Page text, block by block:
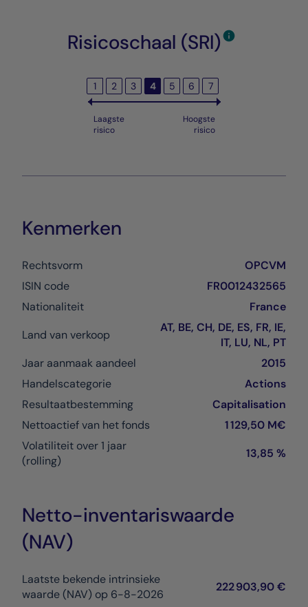
Risicoschaal (SRI)
1 2 3 4 5 6 7
Laagste
risico
Hoogste
risico
Kenmerken
Rechtsvorm
OPCVM
ISIN code
FR0012432565
Nationaliteit
France
Land van verkoop
AT, BE, CH, DE, ES, FR, IE,
IT, LU, NL, PT
Jaar aanmaak aandeel
2015
Handelscategorie
Actions
Resultaatbestemming
Capitalisation
Nettoactief van het fonds
1 129,50 M€
Volatiliteit over 1 jaar
(rolling)
13,85 %
Netto-inventariswaarde
(NAV)
Laatste bekende intrinsieke
waarde (NAV) op 6-8-2026
222 903,90 €